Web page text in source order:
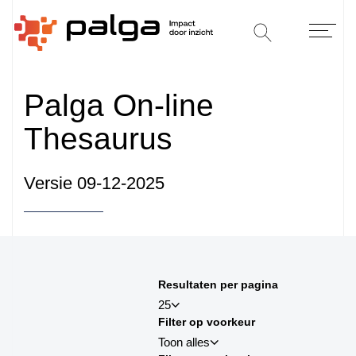
Palga On-line
Thesaurus
Versie 09-12-2025
Resultaten per pagina
25
25
Filter op voorkeur
Toon alles
sortby_title:desc
sortby_palga:asc